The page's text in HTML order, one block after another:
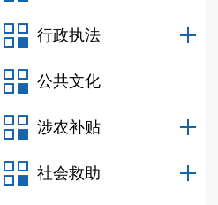
行政执法
公共文化
涉农补贴
社会救助